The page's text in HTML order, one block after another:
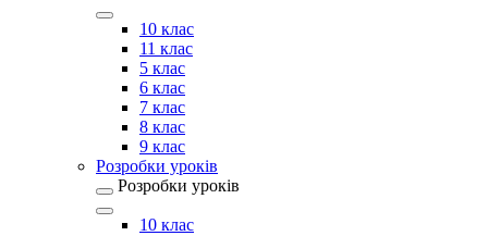
10 клас
11 клас
5 клас
6 клас
7 клас
8 клас
9 клас
Розробки уроків
Розробки уроків
10 клас